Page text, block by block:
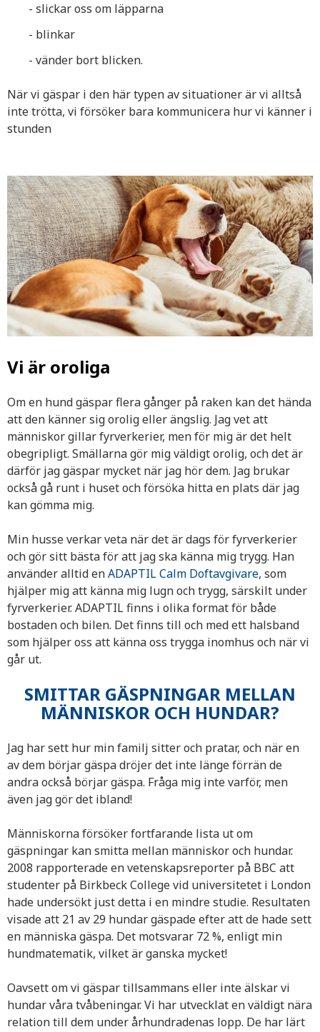
- slickar oss om läpparna
- blinkar
- vänder bort blicken.
När vi gäspar i den här typen av situationer är vi alltså
inte trötta, vi försöker bara kommunicera hur vi känner i
stunden
Vi är oroliga
Om en hund gäspar flera gånger på raken kan det hända
att den känner sig orolig eller ängslig. Jag vet att
människor gillar fyrverkerier, men för mig är det helt
obegripligt. Smällarna gör mig väldigt orolig, och det är
därför jag gäspar mycket när jag hör dem. Jag brukar
också gå runt i huset och försöka hitta en plats där jag
kan gömma mig.
Min husse verkar veta när det är dags för fyrverkerier
och gör sitt bästa för att jag ska känna mig trygg. Han
använder alltid enADAPTIL Calm Doftavgivare, som
hjälper mig att känna mig lugn och trygg, särskilt under
fyrverkerier. ADAPTIL finns i olika format för både
bostaden och bilen. Det finns till och med ett halsband
som hjälper oss att känna oss trygga inomhus och när vi
går ut.
SMITTAR GÄSPNINGAR MELLAN
MÄNNISKOR OCH HUNDAR?
Jag har sett hur min familj sitter och pratar, och när en
av dem börjar gäspa dröjer det inte länge förrän de
andra också börjar gäspa. Fråga mig inte varför, men
även jag gör det ibland!
Människorna försöker fortfarande lista ut om
gäspningar kan smitta mellan människor och hundar.
2008 rapporterade en vetenskapsreporter på BBC att
studenter på Birkbeck College vid universitetet i London
hade undersökt just detta i en mindre studie. Resultaten
visade att 21 av 29 hundar gäspade efter att de hade sett
en människa gäspa. Det motsvarar 72 %, enligt min
hundmatematik, vilket är ganska mycket!
Oavsett om vi gäspar tillsammans eller inte älskar vi
hundar våra tvåbeningar. Vi har utvecklat en väldigt nära
relation till dem under århundradenas lopp. De har lärt